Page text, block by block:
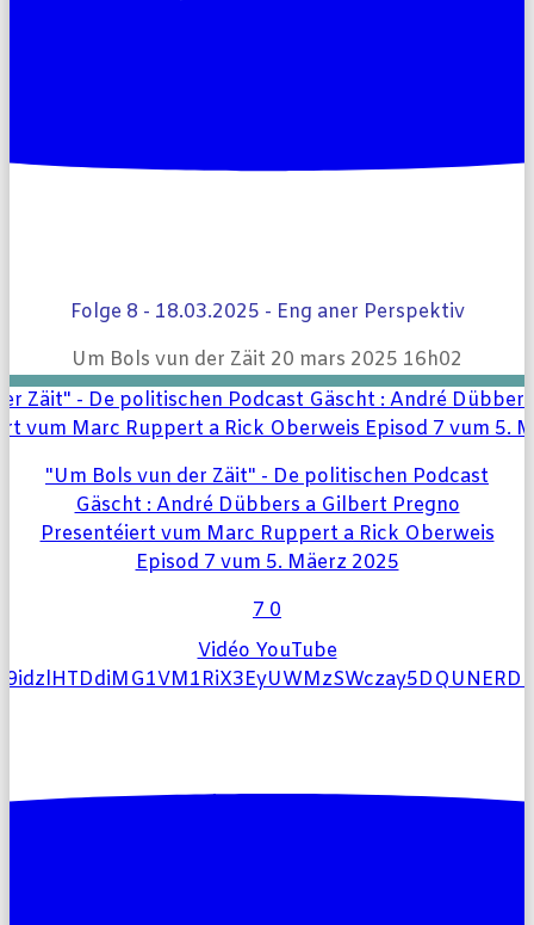
Folge 8 - 18.03.2025 - Eng aner Perspektiv
Um Bols vun der Zäit 20 mars 2025 16h02
"Um Bols vun der Zäit" - De politischen Podcast
Gäscht : André Dübbers a Gilbert Pregno
Presentéiert vum Marc Ruppert a Rick Oberweis
Episod 7 vum 5. Mäerz 2025
7 0
Vidéo YouTube